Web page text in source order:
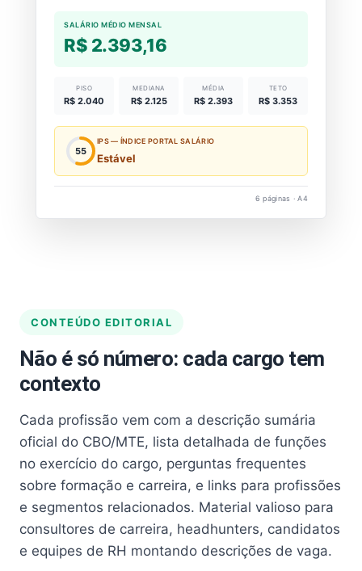
SALÁRIO MÉDIO MENSAL
R$ 2.393,16
PISO
R$ 2.040
MEDIANA
R$ 2.125
MÉDIA
R$ 2.393
TETO
R$ 3.353
55
IPS — ÍNDICE PORTAL SALÁRIO
Estável
6 páginas · A4
CONTEÚDO EDITORIAL
Não é só número: cada cargo tem
contexto
Cada profissão vem com a descrição sumária
oficial do CBO/MTE, lista detalhada de funções
no exercício do cargo, perguntas frequentes
sobre formação e carreira, e links para profissões
e segmentos relacionados. Material valioso para
consultores de carreira, headhunters, candidatos
e equipes de RH montando descrições de vaga.